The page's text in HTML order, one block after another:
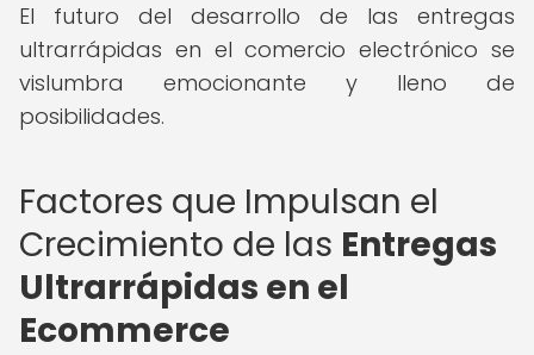
El futuro del desarrollo de las entregas
ultrarrápidas en el comercio electrónico se
vislumbra emocionante y lleno de
posibilidades.
Factores que Impulsan el
Crecimiento de las Entregas
Ultrarrápidas en el
Ecommerce